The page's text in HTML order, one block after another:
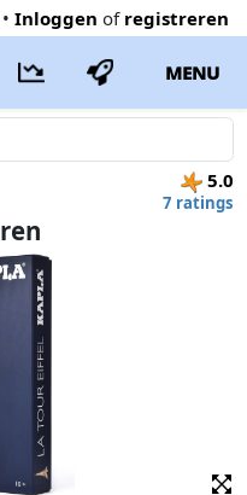
• Inloggen of registreren
MENU
5.0
7 ratings